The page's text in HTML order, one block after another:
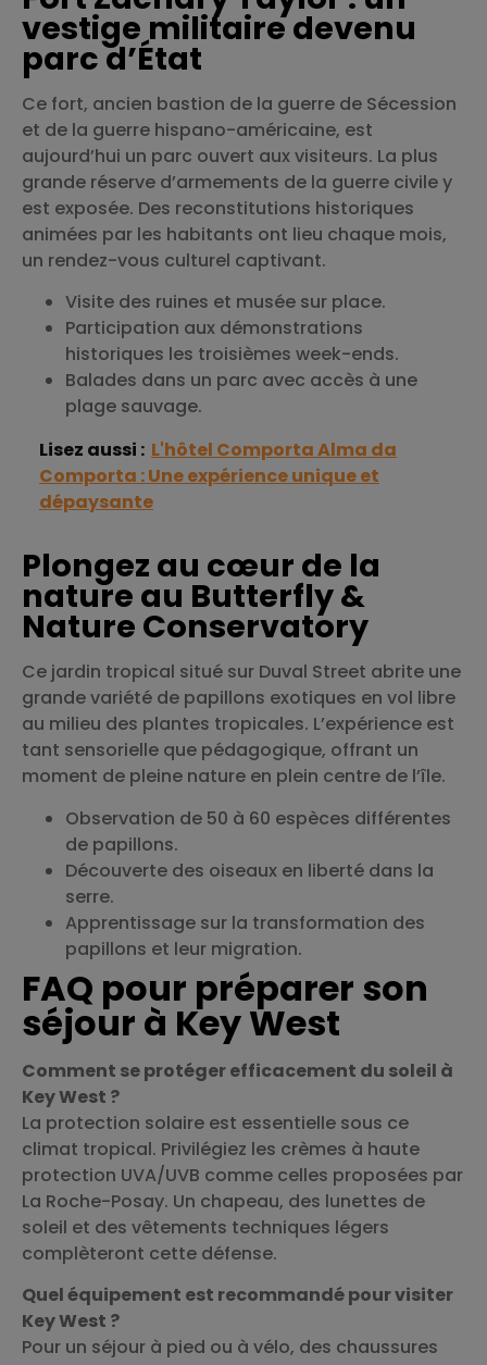
vestige militaire devenu
parc d’État
Ce fort, ancien bastion de la guerre de Sécession
et de la guerre hispano-américaine, est
aujourd’hui un parc ouvert aux visiteurs. La plus
grande réserve d’armements de la guerre civile y
est exposée. Des reconstitutions historiques
animées par les habitants ont lieu chaque mois,
un rendez-vous culturel captivant.
Visite des ruines et musée sur place.
Participation aux démonstrations
historiques les troisièmes week-ends.
Balades dans un parc avec accès à une
plage sauvage.
Lisez aussi : L'hôtel Comporta Alma da
Comporta : Une expérience unique et
dépaysante
Plongez au cœur de la
nature au Butterfly &
Nature Conservatory
Ce jardin tropical situé sur Duval Street abrite une
grande variété de papillons exotiques en vol libre
au milieu des plantes tropicales. L’expérience est
tant sensorielle que pédagogique, offrant un
moment de pleine nature en plein centre de l’île.
Observation de 50 à 60 espèces différentes
de papillons.
Découverte des oiseaux en liberté dans la
serre.
Apprentissage sur la transformation des
papillons et leur migration.
FAQ pour préparer son
séjour à Key West
Comment se protéger efficacement du soleil à
Key West ?
La protection solaire est essentielle sous ce
climat tropical. Privilégiez les crèmes à haute
protection UVA/UVB comme celles proposées par
La Roche-Posay. Un chapeau, des lunettes de
soleil et des vêtements techniques légers
complèteront cette défense.
Quel équipement est recommandé pour visiter
Key West ?
Pour un séjour à pied ou à vélo, des chaussures